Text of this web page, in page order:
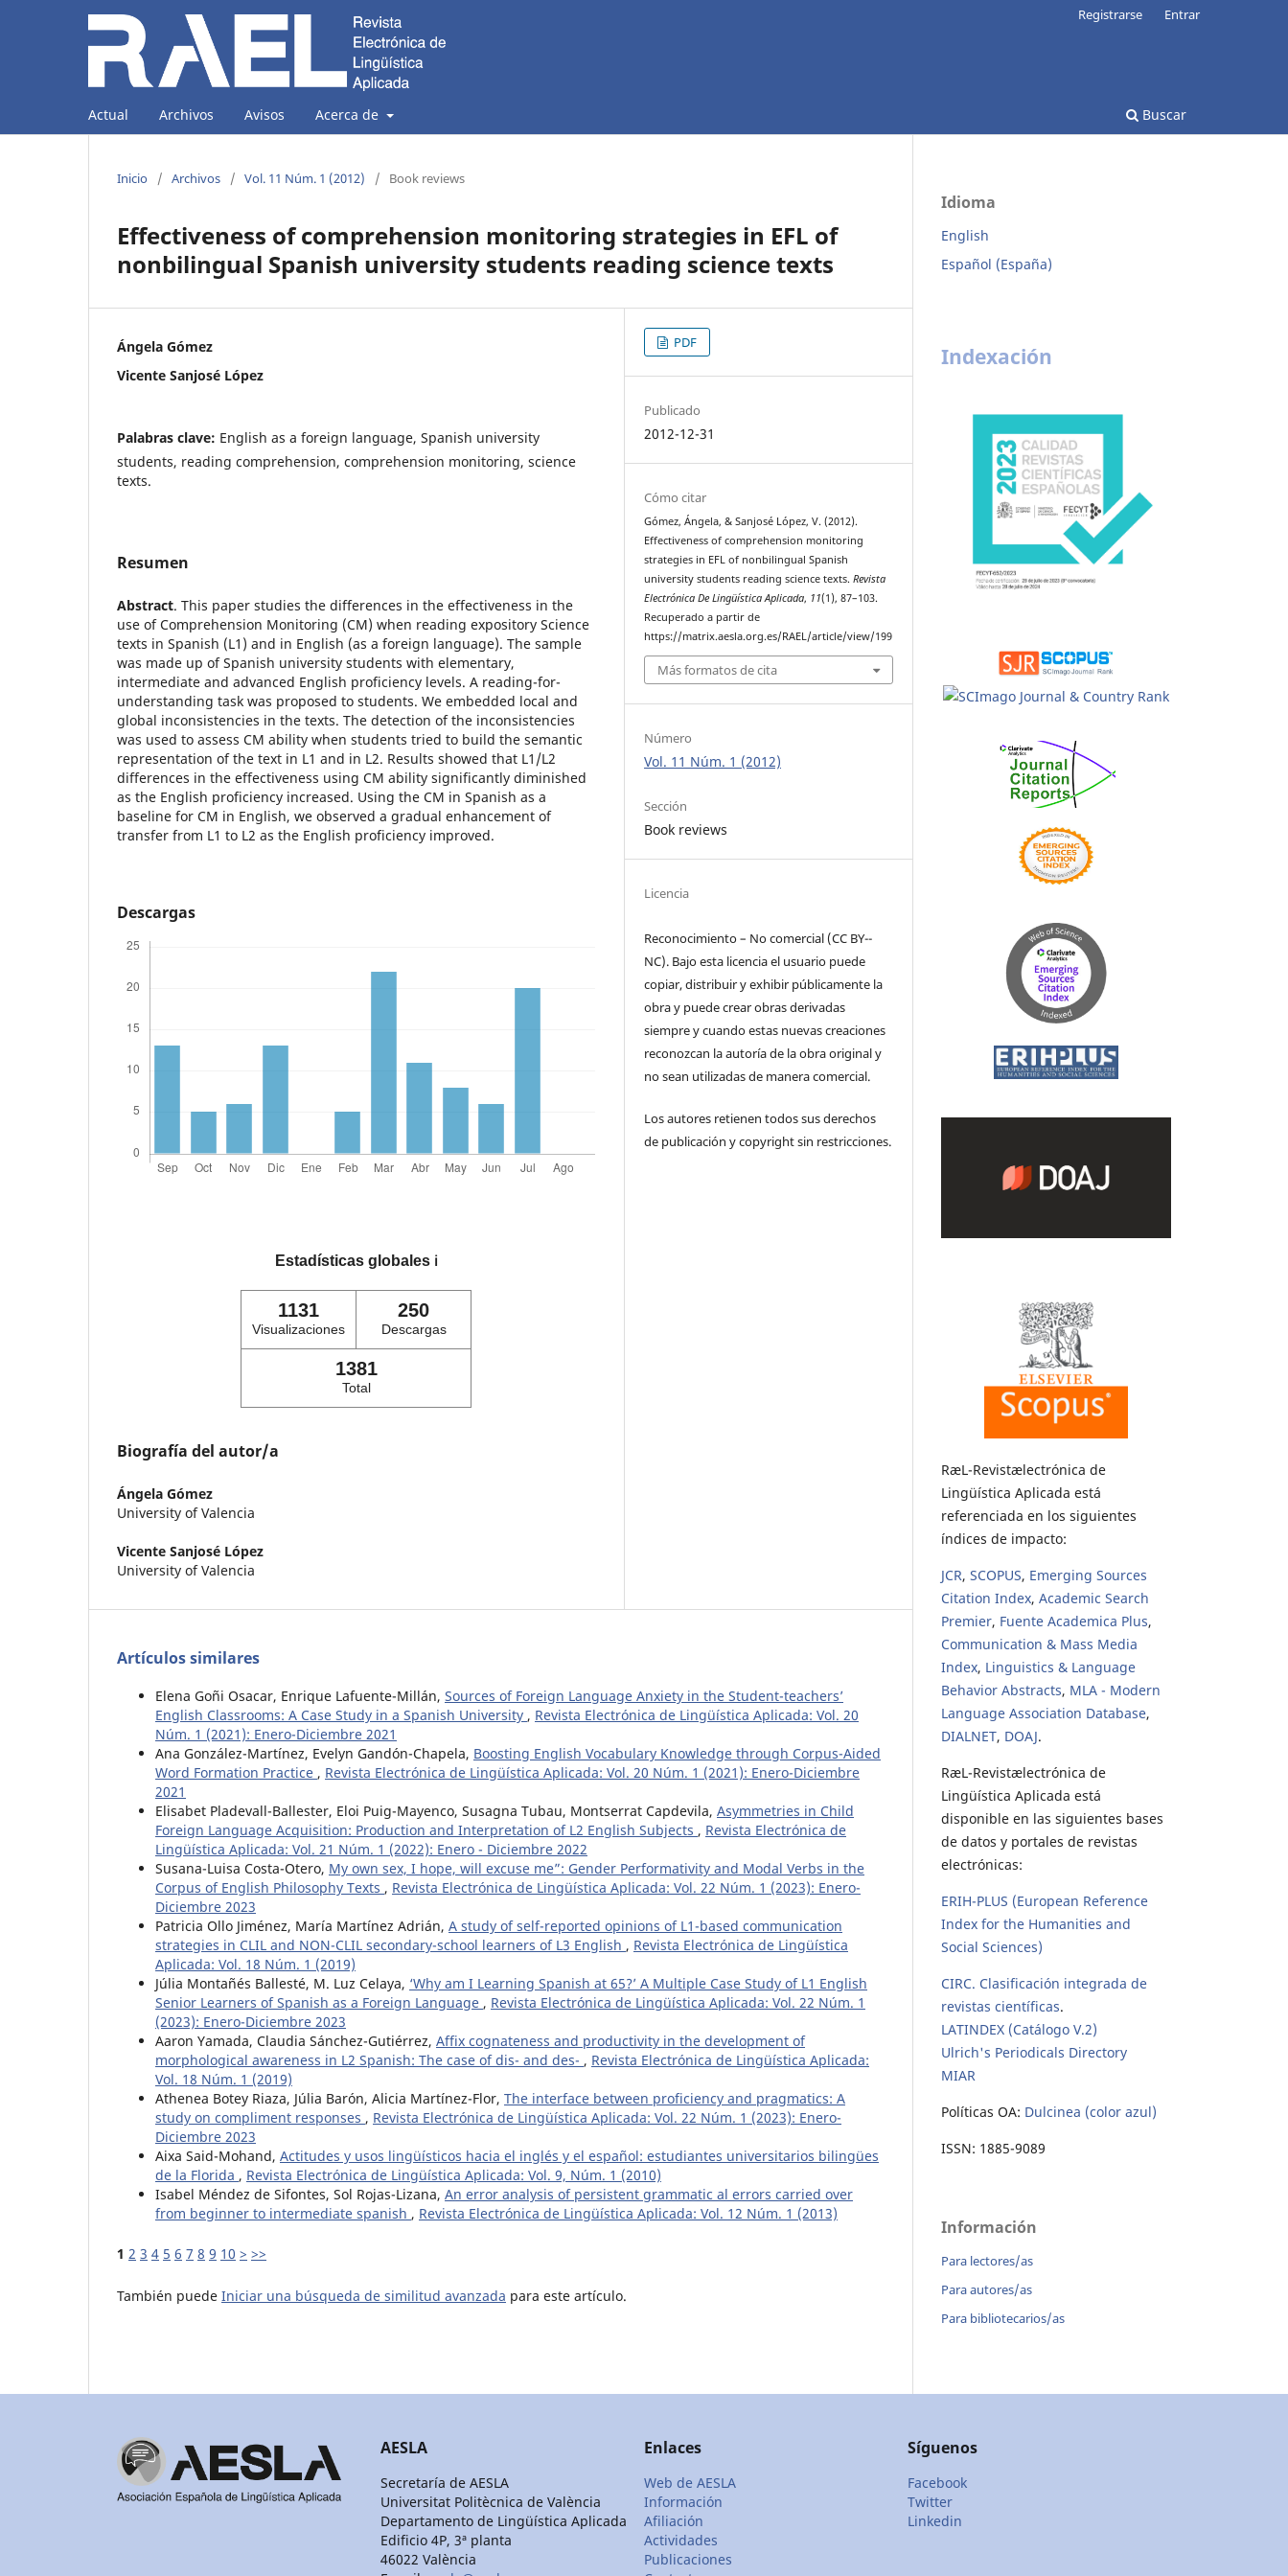
Actual Archivos Avisos Acerca de Buscar
Registrarse Entrar
Inicio / Archivos / Vol. 11 Núm. 1 (2012) / Book reviews
Effectiveness of comprehension monitoring strategies in EFL of
nonbilingual Spanish university students reading science texts
Ángela Gómez
Vicente Sanjosé López
Palabras clave: English as a foreign language, Spanish university
students, reading comprehension, comprehension monitoring, science
texts.
Resumen
Abstract. This paper studies the differences in the effectiveness in the
use of Comprehension Monitoring (CM) when reading expository Science
texts in Spanish (L1) and in English (as a foreign language). The sample
was made up of Spanish university students with elementary,
intermediate and advanced English proficiency levels. A reading-for-
understanding task was proposed to students. We embedded local and
global inconsistencies in the texts. The detection of the inconsistencies
was used to assess CM ability when students tried to build the semantic
representation of the text in L1 and in L2. Results showed that L1/L2
differences in the effectiveness using CM ability significantly diminished
as the English proficiency increased. Using the CM in Spanish as a
baseline for CM in English, we observed a gradual enhancement of
transfer from L1 to L2 as the English proficiency improved.
Descargas
Estadísticas globales ℹ️
1131
Visualizaciones
250
Descargas
1381
Total
Biografía del autor/a
Ángela Gómez
University of Valencia
Vicente Sanjosé López
University of Valencia
PDF
Publicado
2012-12-31
Cómo citar
Gómez, Ángela, & Sanjosé López, V. (2012).
Effectiveness of comprehension monitoring
strategies in EFL of nonbilingual Spanish
university students reading science texts.Revista
Electrónica De Lingüística Aplicada, 11(1), 87–103.
Recuperado a partir de
https://matrix.aesla.org.es/RAEL/article/view/199
Más formatos de cita
Número
Vol. 11 Núm. 1 (2012)
Sección
Book reviews
Licencia
Reconocimiento – No comercial (CC BY-­
NC). Bajo esta licencia el usuario puede
copiar, distribuir y exhibir públicamente la
obra y puede crear obras derivadas
siempre y cuando estas nuevas creaciones
reconozcan la autoría de la obra original y
no sean utilizadas de manera comercial.
Los autores retienen todos sus derechos
de publicación y copyright sin restricciones.
Artículos similares
Elena Goñi Osacar, Enrique Lafuente-Millán, Sources of Foreign Language Anxiety in the Student-teachers’
English Classrooms: A Case Study in a Spanish University , Revista Electrónica de Lingüística Aplicada: Vol. 20
Núm. 1 (2021): Enero-Diciembre 2021
Ana González-Martínez, Evelyn Gandón-Chapela, Boosting English Vocabulary Knowledge through Corpus-Aided
Word Formation Practice , Revista Electrónica de Lingüística Aplicada: Vol. 20 Núm. 1 (2021): Enero-Diciembre
2021
Elisabet Pladevall-Ballester, Eloi Puig-Mayenco, Susagna Tubau, Montserrat Capdevila, Asymmetries in Child
Foreign Language Acquisition: Production and Interpretation of L2 English Subjects , Revista Electrónica de
Lingüística Aplicada: Vol. 21 Núm. 1 (2022): Enero - Diciembre 2022
Susana-Luisa Costa-Otero, My own sex, I hope, will excuse me”: Gender Performativity and Modal Verbs in the
Corpus of English Philosophy Texts , Revista Electrónica de Lingüística Aplicada: Vol. 22 Núm. 1 (2023): Enero-
Diciembre 2023
Patricia Ollo Jiménez, María Martínez Adrián, A study of self-reported opinions of L1-based communication
strategies in CLIL and NON-CLIL secondary-school learners of L3 English , Revista Electrónica de Lingüística
Aplicada: Vol. 18 Núm. 1 (2019)
Júlia Montañés Ballesté, M. Luz Celaya, ‘Why am I Learning Spanish at 65?’ A Multiple Case Study of L1 English
Senior Learners of Spanish as a Foreign Language , Revista Electrónica de Lingüística Aplicada: Vol. 22 Núm. 1
(2023): Enero-Diciembre 2023
Aaron Yamada, Claudia Sánchez-Gutiérrez, Affix cognateness and productivity in the development of
morphological awareness in L2 Spanish: The case of dis- and des- , Revista Electrónica de Lingüística Aplicada:
Vol. 18 Núm. 1 (2019)
Athenea Botey Riaza, Júlia Barón, Alicia Martínez-Flor, The interface between proficiency and pragmatics: A
study on compliment responses , Revista Electrónica de Lingüística Aplicada: Vol. 22 Núm. 1 (2023): Enero-
Diciembre 2023
Aixa Said-Mohand, Actitudes y usos lingüísticos hacia el inglés y el español: estudiantes universitarios bilingües
de la Florida , Revista Electrónica de Lingüística Aplicada: Vol. 9, Núm. 1 (2010)
Isabel Méndez de Sifontes, Sol Rojas-Lizana, An error analysis of persistent grammatic al errors carried over
from beginner to intermediate spanish , Revista Electrónica de Lingüística Aplicada: Vol. 12 Núm. 1 (2013)
1 2 3 4 5 6 7 8 9 10 > >>
También puede Iniciar una búsqueda de similitud avanzada para este artículo.
Idioma
English
Español (España)
Indexación
RæL-Revistælectrónica de
Lingüística Aplicada está
referenciada en los siguientes
índices de impacto:
JCR, SCOPUS, Emerging Sources
Citation Index, Academic Search
Premier, Fuente Academica Plus,
Communication & Mass Media
Index, Linguistics & Language
Behavior Abstracts, MLA - Modern
Language Association Database,
DIALNET, DOAJ.
RæL-Revistælectrónica de
Lingüística Aplicada está
disponible en las siguientes bases
de datos y portales de revistas
electrónicas:
ERIH-PLUS (European Reference
Index for the Humanities and
Social Sciences)
CIRC. Clasificación integrada de
revistas científicas.
LATINDEX (Catálogo V.2)
Ulrich's Periodicals Directory
MIAR
Políticas OA: Dulcinea (color azul)
ISSN: 1885-9089
Información
Para lectores/as
Para autores/as
Para bibliotecarios/as
AESLA
Secretaría de AESLA
Universitat Politècnica de València
Departamento de Lingüística Aplicada
Edificio 4P, 3ª planta
46022 València
Enlaces
Web de AESLA
Información
Afiliación
Actividades
Publicaciones
Síguenos
Facebook
Twitter
Linkedin